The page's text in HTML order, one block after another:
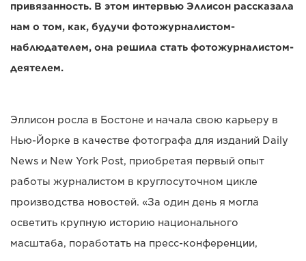
привязанность. В этом интервью Эллисон рассказала
нам о том, как, будучи фотожурналистом-
наблюдателем, она решила стать фотожурналистом-
деятелем.
Эллисон росла в Бостоне и начала свою карьеру в
Нью-Йорке в качестве фотографа для изданий Daily
News и New York Post, приобретая первый опыт
работы журналистом в круглосуточном цикле
производства новостей. «За один день я могла
осветить крупную историю национального
масштаба, поработать на пресс-конференции,